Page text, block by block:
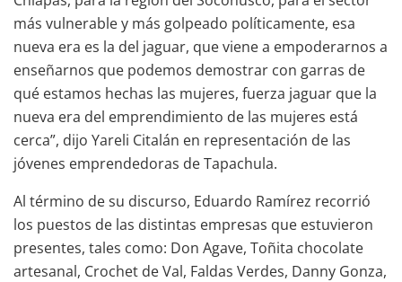
más vulnerable y más golpeado políticamente, esa
nueva era es la del jaguar, que viene a empoderarnos a
enseñarnos que podemos demostrar con garras de
qué estamos hechas las mujeres, fuerza jaguar que la
nueva era del emprendimiento de las mujeres está
cerca”, dijo Yareli Citalán en representación de las
jóvenes emprendedoras de Tapachula.
Al término de su discurso, Eduardo Ramírez recorrió
los puestos de las distintas empresas que estuvieron
presentes, tales como: Don Agave, Toñita chocolate
artesanal, Crochet de Val, Faldas Verdes, Danny Gonza,